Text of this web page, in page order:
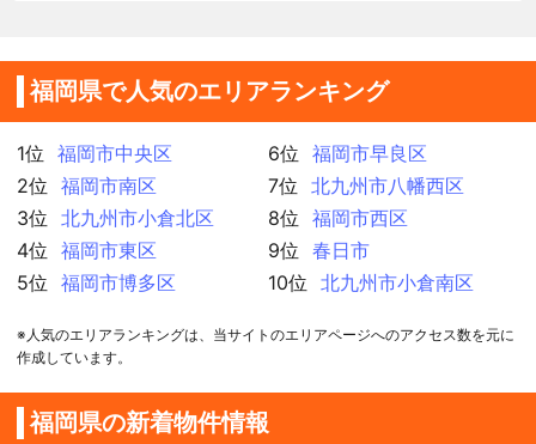
福岡県で人気のエリアランキング
1位
福岡市中央区
2位
福岡市南区
3位
北九州市小倉北区
4位
福岡市東区
5位
福岡市博多区
6位
福岡市早良区
7位
北九州市八幡西区
8位
福岡市西区
9位
春日市
10位
北九州市小倉南区
※人気のエリアランキングは、当サイトのエリアページへのアクセス数を元に
作成しています。
福岡県の新着物件情報